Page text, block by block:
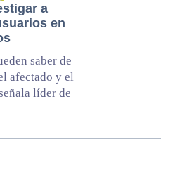
a
en
saber de
afectado y el
líder de